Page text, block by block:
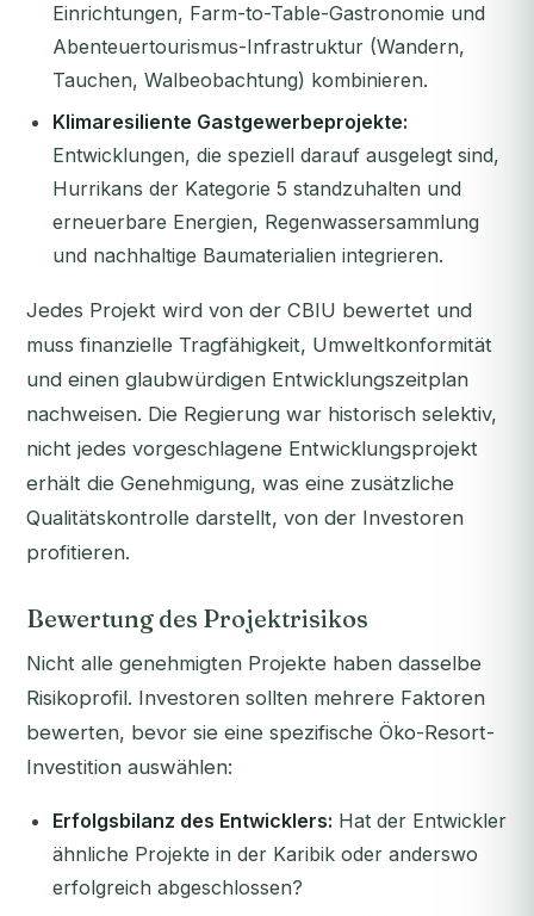
Einrichtungen, Farm-to-Table-Gastronomie und
Abenteuertourismus-Infrastruktur (Wandern,
Tauchen, Walbeobachtung) kombinieren.
Klimaresiliente Gastgewerbeprojekte:
Entwicklungen, die speziell darauf ausgelegt sind,
Hurrikans der Kategorie 5 standzuhalten und
erneuerbare Energien, Regenwassersammlung
und nachhaltige Baumaterialien integrieren.
Jedes Projekt wird von der CBIU bewertet und
muss finanzielle Tragfähigkeit, Umweltkonformität
und einen glaubwürdigen Entwicklungszeitplan
nachweisen. Die Regierung war historisch selektiv,
nicht jedes vorgeschlagene Entwicklungsprojekt
erhält die Genehmigung, was eine zusätzliche
Qualitätskontrolle darstellt, von der Investoren
profitieren.
Bewertung des Projektrisikos
Nicht alle genehmigten Projekte haben dasselbe
Risikoprofil. Investoren sollten mehrere Faktoren
bewerten, bevor sie eine spezifische Öko-Resort-
Investition auswählen:
Erfolgsbilanz des Entwicklers: Hat der Entwickler
ähnliche Projekte in der Karibik oder anderswo
erfolgreich abgeschlossen?